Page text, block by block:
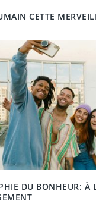
CETTE
DU BONHEUR: À